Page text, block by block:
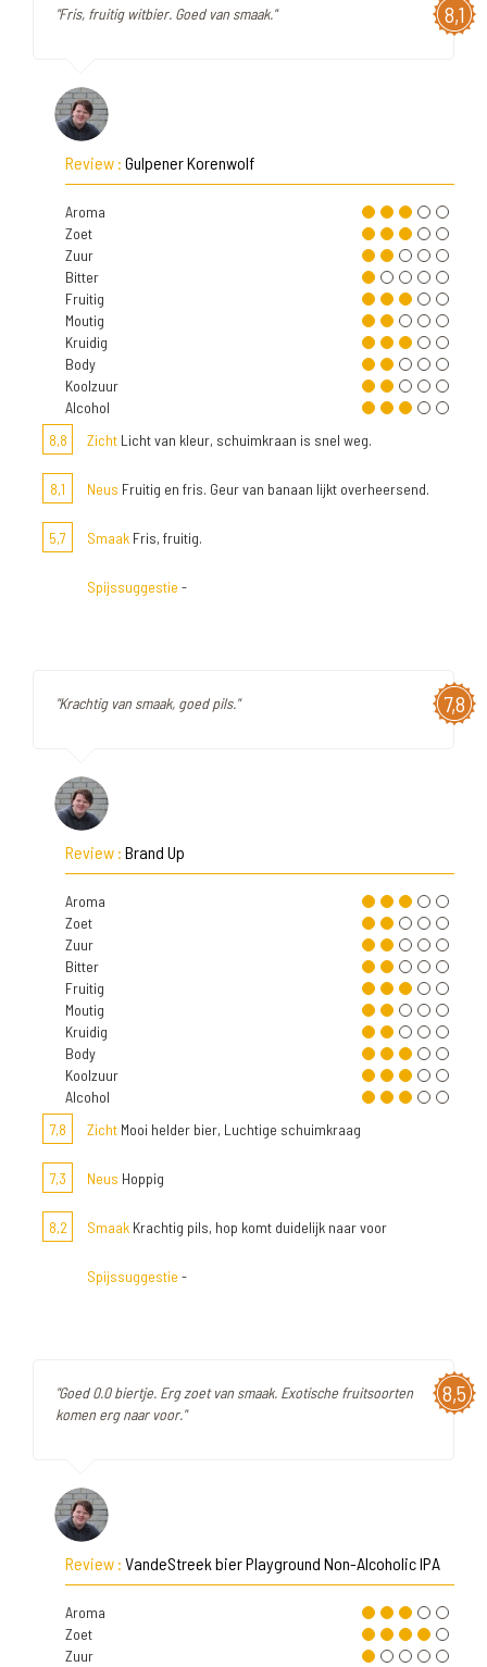
8,1
"Fris, fruitig witbier. Goed van smaak."
Review : Gulpener Korenwolf
Aroma
Zoet
Zuur
Bitter
Fruitig
Moutig
Kruidig
Body
Koolzuur
Alcohol
8,8
Zicht Licht van kleur, schuimkraan is snel weg.
8,1 Neus Fruitig en fris. Geur van banaan lijkt overheersend.
5,7 Smaak Fris, fruitig.
Spijssuggestie -
7,8
"Krachtig van smaak, goed pils."
Review : Brand Up
Aroma
Zoet
Zuur
Bitter
Fruitig
Moutig
Kruidig
Body
Koolzuur
Alcohol
7,8
Zicht Mooi helder bier, Luchtige schuimkraag
7,3 Neus Hoppig
8,2 Smaak Krachtig pils, hop komt duidelijk naar voor
Spijssuggestie -
8,5
"Goed 0.0 biertje. Erg zoet van smaak. Exotische fruitsoorten
komen erg naar voor."
Review : VandeStreek bier Playground Non-Alcoholic IPA
Aroma
Zoet
Zuur